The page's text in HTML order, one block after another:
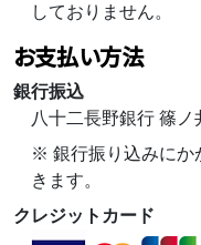
しておりません。
お支払い方法
銀行振込
八十二長野銀行 篠ノ
※ 銀行振り込みにか
きます。
クレジットカード